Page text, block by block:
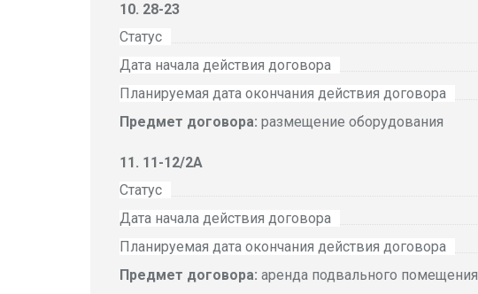
28-23
Статус
Дата начала действия договора
Планируемая дата окончания действия договора
Предмет договора: размещение оборудования
11-12/2А
Статус
Дата начала действия договора
Планируемая дата окончания действия договора
Предмет договора: аренда подвального помещения